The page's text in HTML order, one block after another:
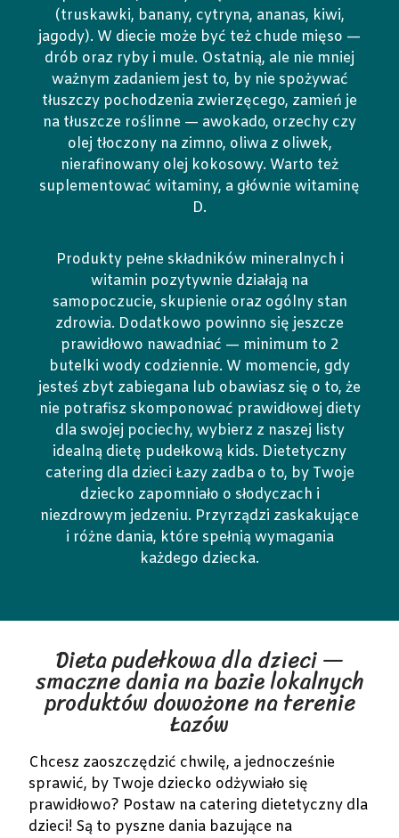
(truskawki, banany, cytryna, ananas, kiwi,
jagody). W diecie może być też chude mięso —
drób oraz ryby i mule. Ostatnią, ale nie mniej
ważnym zadaniem jest to, by nie spożywać
tłuszczy pochodzenia zwierzęcego, zamień je
na tłuszcze roślinne — awokado, orzechy czy
olej tłoczony na zimno, oliwa z oliwek,
nierafinowany olej kokosowy. Warto też
suplementować witaminy, a głównie witaminę
D.
Produkty pełne składników mineralnych i
witamin pozytywnie działają na
samopoczucie, skupienie oraz ogólny stan
zdrowia. Dodatkowo powinno się jeszcze
prawidłowo nawadniać — minimum to 2
butelki wody codziennie. W momencie, gdy
jesteś zbyt zabiegana lub obawiasz się o to, że
nie potrafisz skomponować prawidłowej diety
dla swojej pociechy, wybierz z naszej listy
idealną dietę pudełkową kids. Dietetyczny
catering dla dzieci Łazy zadba o to, by Twoje
dziecko zapomniało o słodyczach i
niezdrowym jedzeniu. Przyrządzi zaskakujące
i różne dania, które spełnią wymagania
każdego dziecka.
Dieta pudełkowa dla dzieci —
smaczne dania na bazie lokalnych
produktów dowożone na terenie
Łazów
Chcesz zaoszczędzić chwilę, a jednocześnie
sprawić, by Twoje dziecko odżywiało się
prawidłowo? Postaw na catering dietetyczny dla
dzieci! Są to pyszne dania bazujące na